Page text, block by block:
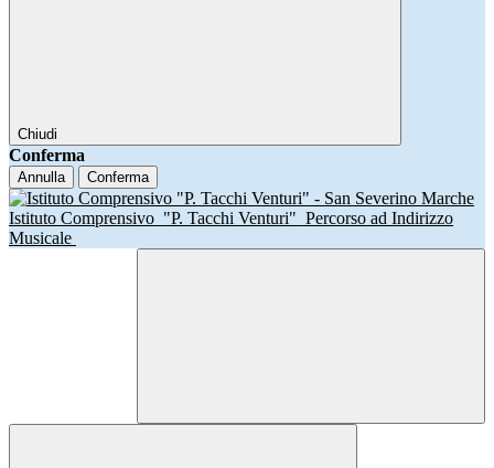
Chiudi
Conferma
Annulla Conferma
Istituto Comprensivo "P. Tacchi Venturi" Percorso ad Indirizzo
Musicale